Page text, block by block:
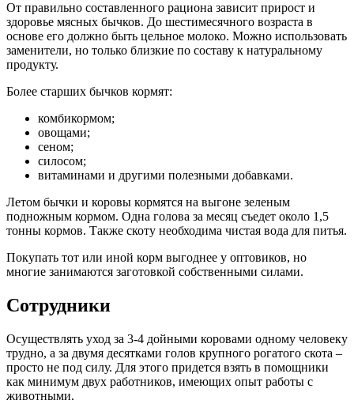
От правильно составленного рациона зависит прирост и
здоровье мясных бычков. До шестимесячного возраста в
основе его должно быть цельное молоко. Можно использовать
заменители, но только близкие по составу к натуральному
продукту.
Более старших бычков кормят:
комбикормом;
овощами;
сеном;
силосом;
витаминами и другими полезными добавками.
Летом бычки и коровы кормятся на выгоне зеленым
подножным кормом. Одна голова за месяц съедет около 1,5
тонны кормов. Также скоту необходима чистая вода для питья.
Покупать тот или иной корм выгоднее у оптовиков, но
многие занимаются заготовкой собственными силами.
Сотрудники
Осуществлять уход за 3-4 дойными коровами одному человеку
трудно, а за двумя десятками голов крупного рогатого скота –
просто не под силу. Для этого придется взять в помощники
как минимум двух работников, имеющих опыт работы с
животными.